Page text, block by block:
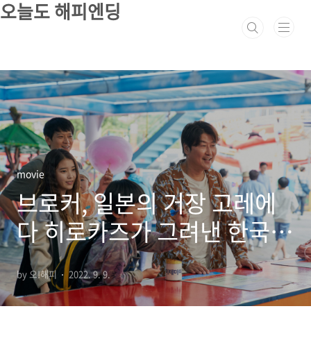
본문 바로가기
오늘도 해피엔딩
movie
브로커, 일본의 거장 고레에
다 히로카즈가 그려낸 한국의
정서
by 오!해피 2022. 9. 9.